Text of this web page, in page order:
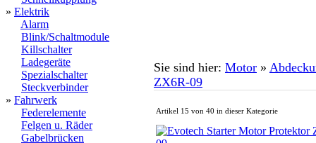
» Elektrik
Alarm
Blink/Schaltmodule
Killschalter
Ladegeräte
Spezialschalter
Steckverbinder
» Fahrwerk
Federelemente
Felgen u. Räder
Gabelbrücken
Sie sind hier: Motor »
ZX6R-09
Artikel 15 von 40 in dieser Kategorie